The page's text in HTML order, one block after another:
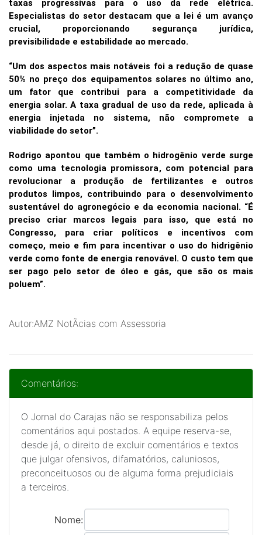
taxas progressivas para o uso da rede elétrica.
Especialistas do setor destacam que a lei é um avanço
crucial, proporcionando segurança jurídica,
previsibilidade e estabilidade ao mercado.
“Um dos aspectos mais notáveis foi a redução de quase
50% no preço dos equipamentos solares no último ano,
um fator que contribui para a competitividade da
energia solar. A taxa gradual de uso da rede, aplicada à
energia injetada no sistema, não compromete a
viabilidade do setor”.
Rodrigo apontou que também o hidrogênio verde surge
como uma tecnologia promissora, com potencial para
revolucionar a produção de fertilizantes e outros
produtos limpos, contribuindo para o desenvolvimento
sustentável do agronegócio e da economia nacional. “É
preciso criar marcos legais para isso, que está no
Congresso, para criar políticos e incentivos com
começo, meio e fim para incentivar o uso do hidrigênio
verde como fonte de energia renovável. O custo tem que
ser pago pelo setor de óleo e gás, que são os mais
poluem”.
Autor:AMZ NotÃ­cias com Assessoria
Comentários:
O Jornal do Carajas não se responsabiliza pelos
comentários aqui postados. A equipe reserva-se,
desde já, o direito de excluir comentários e textos
que julgar ofensivos, difamatórios, caluniosos,
preconceituosos ou de alguma forma prejudiciais
a terceiros.
Nome: